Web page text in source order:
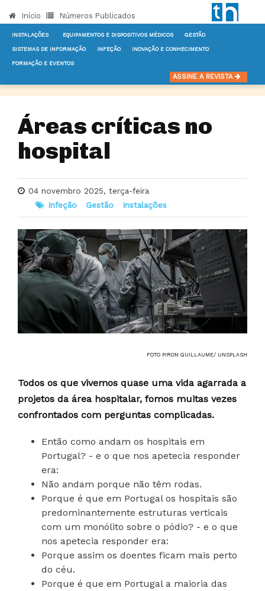
Início Números Publicados
INSTALAÇÕES EQUIPAMENTOS E DISPOSITIVOS MÉDICOS GESTÃO
SISTEMAS DE INFORMAÇÃO INFEÇÃO INOVAÇÃO E CONHECIMENTO
FORMAÇÃO E EVENTOS
ASSINE A REVISTA
ÁREAS CRÍTICAS NO HOSPITAL
Áreas críticas no
hospital
04 novembro 2025, terça-feira
Infeção
Gestão Instalações
FOTO PIRON GUILLAUME/ UNSPLASH
Todos os que vivemos quase uma vida agarrada a
projetos da área hospitalar, fomos muitas vezes
confrontados com perguntas complicadas.
Então como andam os hospitais em
Portugal? - e o que nos apetecia responder
era:
Não andam porque não têm rodas.
Porque é que em Portugal os hospitais são
predominantemente estruturas verticais
com um monólito sobre o pódio? - e o que
nos apetecia responder era:
Porque assim os doentes ficam mais perto
do céu.
Porque é que em Portugal a maioria das